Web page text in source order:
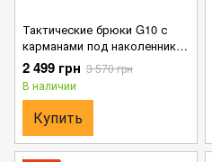
Тактические брюки G10 с
карманами под наколенники
пиксель размер XS
2 499 грн 3 570 грн
В наличии
Купить